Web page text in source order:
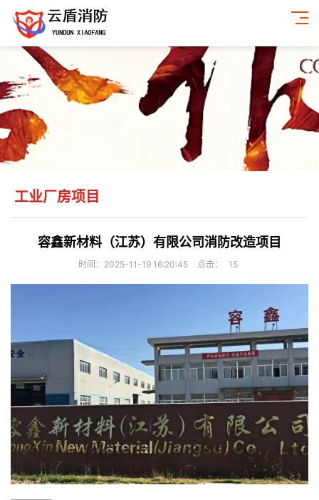
工业厂房项目
容鑫新材料（江苏）有限公司消防改造项目
时间：2025-11-19 16:20:45 点击： 15